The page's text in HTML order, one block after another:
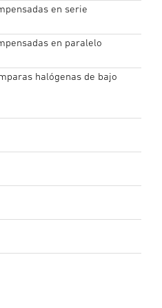
en serie
en paralelo
halógenas de bajo